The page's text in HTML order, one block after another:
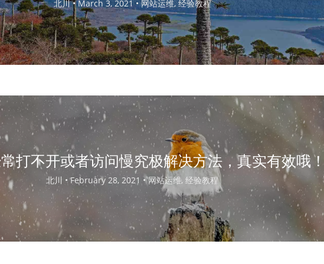
北川 •March 3, 2021 •网站运维, 经验教程
打不开或者访问慢究极解决方法，真实有效哦！
北川 •February 28, 2021 •网站运维, 经验教程